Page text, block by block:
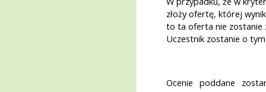
złoży ofertę, której
to ta oferta nie zostanie
Uczestnik zostanie o
Ocenie poddane